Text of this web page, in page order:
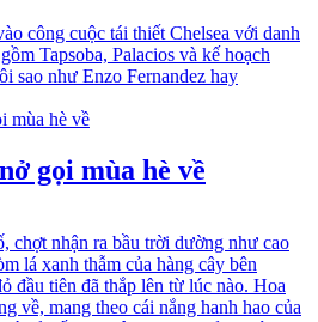
công cuộc tái thiết Chelsea với danh
Tapsoba, Palacios và kế hoạch
sao như Enzo Fernandez hay
gọi mùa hè về
chợt nhận ra bầu trời dường như cao
lá xanh thẫm của hàng cây bên
đầu tiên đã thắp lên từ lúc nào. Hoa
về, mang theo cái nắng hanh hao của